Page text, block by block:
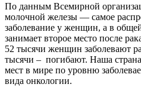
По данным Всемирной
молочной железы — самое
заболевание у женщин, а в
занимает второе место после
52 тысячи женщин заболевают
тысячи – погибают. Наша
мест в мире по уровню
вида онкологии.